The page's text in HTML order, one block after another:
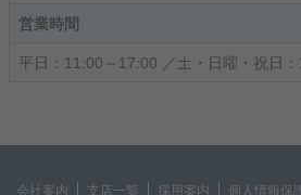
営業時間
平日：11:00～17:00 ／土・日曜・祝日
会社案内 支店一覧 採用案内 個人情報保